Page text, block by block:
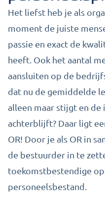
Het liefst heb je als
moment de juiste
passie en exact de
heeft. Ook het aantal
aansluiten op de
dat nu de gemiddelde
alleen maar stijgt en
achterblijft? Daar ligt
OR! Door je als OR in
de bestuurder in te
toekomstbestendige
personeelsbestand.